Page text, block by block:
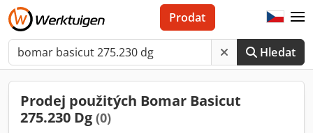
Hledat
Prodat
Prodej použitých Bomar Basicut
275.230 Dg (0)